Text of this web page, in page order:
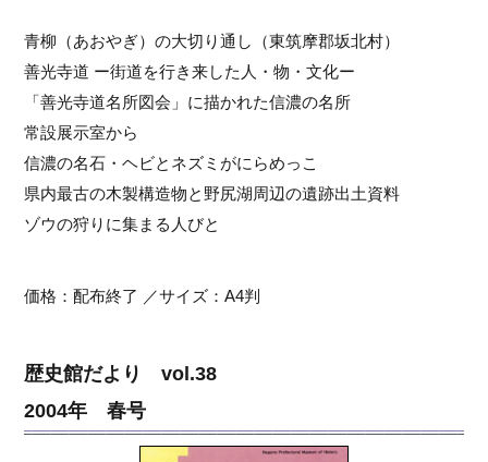
青柳（あおやぎ）の大切り通し（東筑摩郡坂北村）
善光寺道 ー街道を行き来した人・物・文化ー
「善光寺道名所図会」に描かれた信濃の名所
常設展示室から
信濃の名石・ヘビとネズミがにらめっこ
県内最古の木製構造物と野尻湖周辺の遺跡出土資料
ゾウの狩りに集まる人びと
価格：配布終了 ／サイズ：A4判
歴史館だより vol.38
2004年 春号